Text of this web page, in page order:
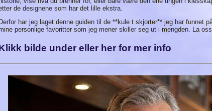
de designene som har det lille ekstra.
Derfor har jeg laget denne guiden til de **kule t skjorter** jeg har funnet
personlige favoritter som jeg mener skiller seg ut i mengden. La
bilde under eller her for mer info